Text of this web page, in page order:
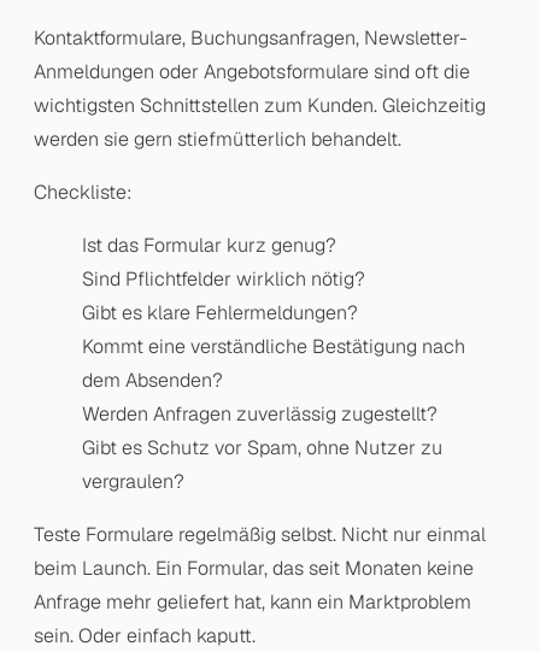
Kontaktformulare, Buchungsanfragen, Newsletter-
Anmeldungen oder Angebotsformulare sind oft die
wichtigsten Schnittstellen zum Kunden. Gleichzeitig
werden sie gern stiefmütterlich behandelt.
Checkliste:
Ist das Formular kurz genug?
Sind Pflichtfelder wirklich nötig?
Gibt es klare Fehlermeldungen?
Kommt eine verständliche Bestätigung nach
dem Absenden?
Werden Anfragen zuverlässig zugestellt?
Gibt es Schutz vor Spam, ohne Nutzer zu
vergraulen?
Teste Formulare regelmäßig selbst. Nicht nur einmal
beim Launch. Ein Formular, das seit Monaten keine
Anfrage mehr geliefert hat, kann ein Marktproblem
sein. Oder einfach kaputt.